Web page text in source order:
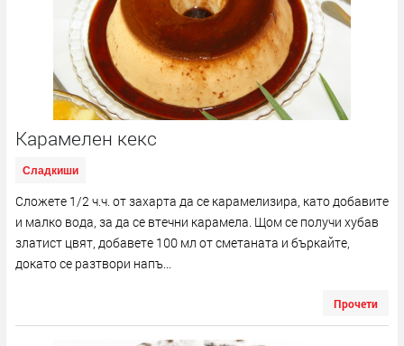
Карамелен кекс
Сладкиши
Сложете 1/2 ч.ч. от захарта да се карамелизира, като добавите
и малко вода, за да се втечни карамела. Щом се получи хубав
златист цвят, добавете 100 мл от сметаната и бъркайте,
докато се разтвори напъ...
Прочети